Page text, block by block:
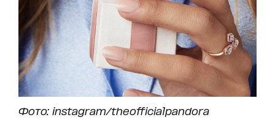
Фото: instagram/theofficialpandora